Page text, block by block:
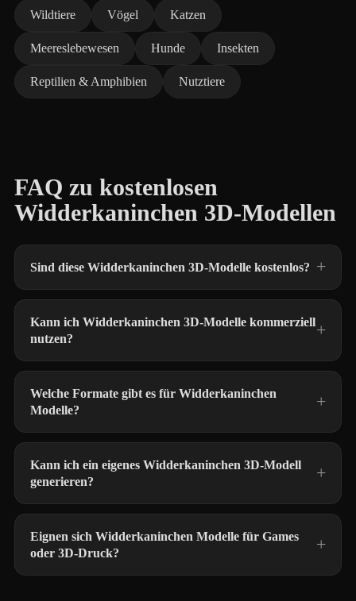
Wildtiere Vögel Katzen
Meereslebewesen Hunde Insekten
Reptilien & Amphibien Nutztiere
FAQ zu kostenlosen
Widderkaninchen 3D-Modellen
Sind diese Widderkaninchen 3D-Modelle kostenlos?
Kann ich Widderkaninchen 3D-Modelle kommerziell
nutzen?
Welche Formate gibt es für Widderkaninchen
Modelle?
Kann ich ein eigenes Widderkaninchen 3D-Modell
generieren?
Eignen sich Widderkaninchen Modelle für Games
oder 3D-Druck?